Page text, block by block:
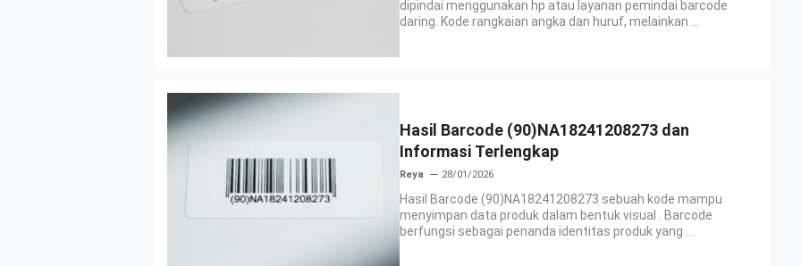
dipindai menggunakan hp atau layanan pemindai barcode
daring. Kode rangkaian angka dan huruf, melainkan ...
Hasil Barcode (90)NA18241208273 dan
Informasi Terlengkap
Reya 28/01/2026
Hasil Barcode (90)NA18241208273 sebuah kode mampu
menyimpan data produk dalam bentuk visual . Barcode
berfungsi sebagai penanda identitas produk yang ...